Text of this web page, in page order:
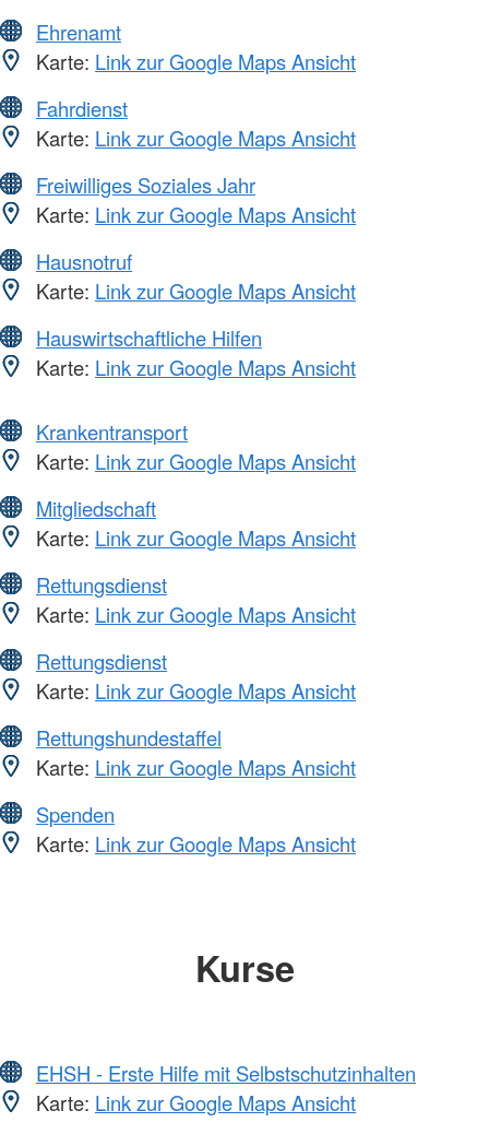
Ehrenamt
Karte: Link zur Google Maps Ansicht
Fahrdienst
Karte: Link zur Google Maps Ansicht
Freiwilliges Soziales Jahr
Karte: Link zur Google Maps Ansicht
Hausnotruf
Karte: Link zur Google Maps Ansicht
Hauswirtschaftliche Hilfen
Karte: Link zur Google Maps Ansicht
Krankentransport
Karte: Link zur Google Maps Ansicht
Mitgliedschaft
Karte: Link zur Google Maps Ansicht
Rettungsdienst
Karte: Link zur Google Maps Ansicht
Rettungsdienst
Karte: Link zur Google Maps Ansicht
Rettungshundestaffel
Karte: Link zur Google Maps Ansicht
Spenden
Karte: Link zur Google Maps Ansicht
Kurse
EHSH - Erste Hilfe mit Selbstschutzinhalten
Karte: Link zur Google Maps Ansicht